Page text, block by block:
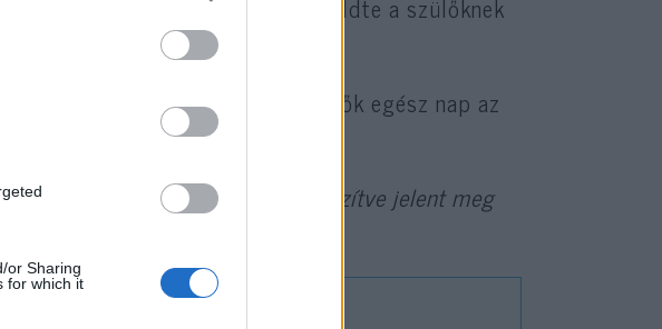
or Sharing
for which it
hogy a karácsonyi vásáron a szülők egész nap az
előtt készítette és előre időzítve jelent meg